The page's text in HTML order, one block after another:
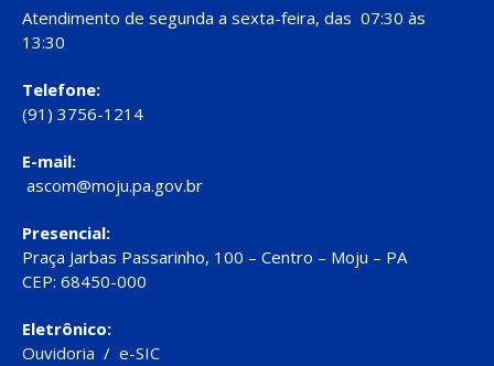
Atendimento de segunda a sexta-feira, das 07:30 às
13:30
Telefone:
(91) 3756-1214
E-mail:
ascom@moju.pa.gov.br
Presencial:
Praça Jarbas Passarinho, 100 – Centro – Moju – PA
CEP: 68450-000
Eletrônico:
Ouvidoria / e-SIC